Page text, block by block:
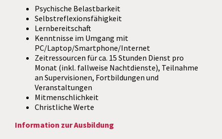
Psychische Belastbarkeit
Selbstreflexionsfähigkeit
Lernbereitschaft
Kenntnisse im Umgang mit
PC/Laptop/Smartphone/Internet
Zeitressourcen für ca. 15 Stunden Dienst pro
Monat (inkl. fallweise Nachtdienste), Teilnahme
an Supervisionen, Fortbildungen und
Veranstaltungen
Mitmenschlichkeit
Christliche Werte
Information zur Ausbildung